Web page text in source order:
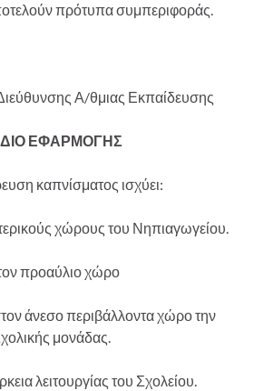
πρότυπα συμπεριφοράς.
Διεύθυνσης Α/θμιας Εκπαίδευσης
ΕΦΑΡΜΟΓΗΣ
καπνίσματος ισχύει:
χώρους του Νηπιαγωγείου.
προαύλιο χώρο
άνεσο περιβάλλοντα χώρο την
μονάδας.
λειτουργίας του Σχολείου.